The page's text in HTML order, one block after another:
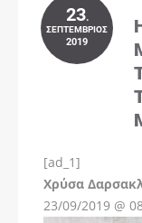
23.
ΣΕΠΤΈΜΒΡΙΟΣ
2019
[ad_1]
Χρύσα
23/09/2019 @